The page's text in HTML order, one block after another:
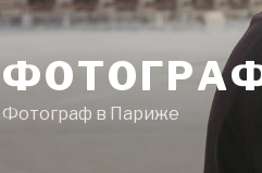
Фотограф в Париже